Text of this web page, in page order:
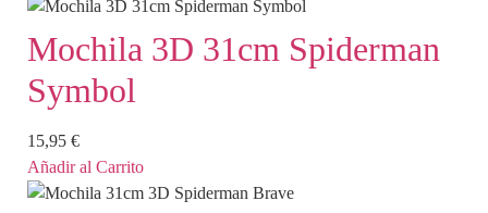
Mochila 3D 31cm Spiderman
Symbol
15,95 €
Añadir al Carrito